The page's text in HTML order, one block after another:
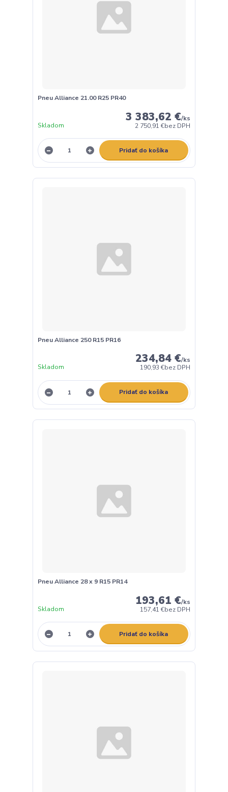
Pneu Alliance 21.00 R25 PR40
3 383,62 €/ks
2 750,91 €bez DPH
Skladom
Pridať do košíka
Pneu Alliance 250 R15 PR16
234,84 €/ks
190,93 €bez DPH
Skladom
Pridať do košíka
Pneu Alliance 28 x 9 R15 PR14
193,61 €/ks
157,41 €bez DPH
Skladom
Pridať do košíka